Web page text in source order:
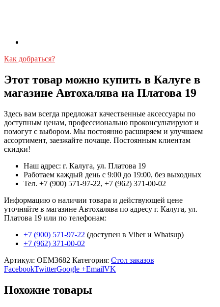
Как добраться?
Этот товар можно купить в Калуге в
магазине Автохалява на Платова 19
Здесь вам всегда предложат качественные аксессуары по
доступным ценам, профессионально проконсультируют и
помогут с выбором. Мы постоянно расширяем и улучшаем
ассортимент, заезжайте почаще. Постоянным клиентам
скидки!
Наш адрес: г. Калуга, ул. Платова 19
Работаем каждый день с 9:00 до 19:00, без выходных
Тел. +7 (900) 571-97-22, +7 (962) 371-00-02
Информацию о наличии товара и действующей цене
уточняйте в магазине Автохалява по адресу г. Калуга, ул.
Платова 19 или по телефонам:
+7 (900) 571-97-22 (доступен в Viber и Whatsup)
+7 (962) 371-00-02
Артикул: OEM3682 Категория: Стол заказов
FacebookTwitterGoogle +EmailVK
Похожие товары